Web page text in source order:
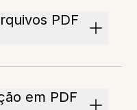
PDF
em PDF